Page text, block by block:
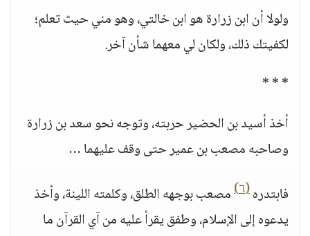
ولولا أن ابن زرارة هو ابن خالتي، وهو مني حيث تعلم؛
لكفيتك ذلك، ولكان لي معهما شأن آخر.
* * *
أخذ أسيد بن الحضير حربته، وتوجه نحو سعد بن زرارة
وصاحبه مصعب بن عمير حتى وقف عليهما …
فابتدره(٦)
مصعب بوجهه الطلق، وكلمته اللينة، وأخذ
يدعوه إلى الإسلام، وطفق يقرأ عليه من آي القرآن ما